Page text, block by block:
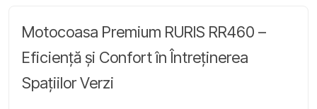
Motocoasa Premium RURIS RR460 –
Eficiență și Confort în Întreținerea
Spațiilor Verzi